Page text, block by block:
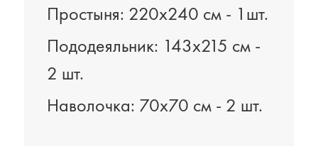
Простыня: 220х240 см - 1шт.
Пододеяльник: 143х215 см -
2 шт.
Наволочка: 70х70 см - 2 шт.